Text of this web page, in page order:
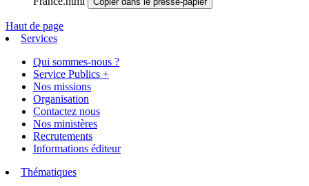
Haut de page
Services
Qui sommes-nous ?
Service Publics +
Nos missions
Organisation
Contactez nous
Nos ministères
Recrutements
Informations éditeur
Thématiques